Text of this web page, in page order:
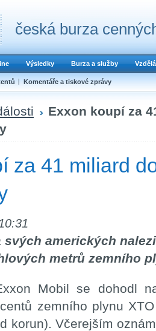
česká burza
Výsledky Burza a služby
Komentáře a tiskové zprávy
Exxon koupí za
za 41 miliard
svých amerických
metrů zemního
Mobil se dohodl
zemního plynu
korun). Včerejším